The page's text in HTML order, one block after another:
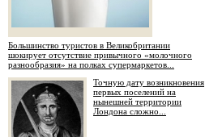
Большинство туристов в Великобритании
шокирует отсутствие привычного «молочного
разнообразия» на полках супермаркетов...
Точную дату возникновения
первых поселений на
нынешней территории
Лондона сложно...